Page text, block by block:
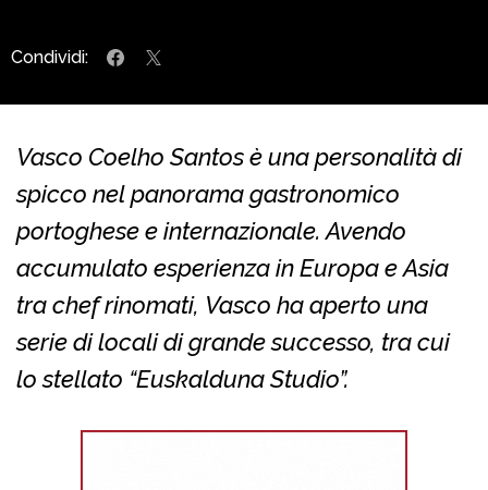
Condividi:
Vasco Coelho Santos è una personalità di
spicco nel panorama gastronomico
portoghese e internazionale. Avendo
accumulato esperienza in Europa e Asia
tra chef rinomati, Vasco ha aperto una
serie di locali di grande successo, tra cui
lo stellato “Euskalduna Studio”.